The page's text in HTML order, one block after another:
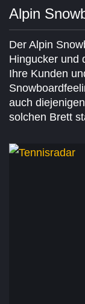
Alpin
Der Alpin
Hingucker und
Ihre Kunden
auch
solchen Brett